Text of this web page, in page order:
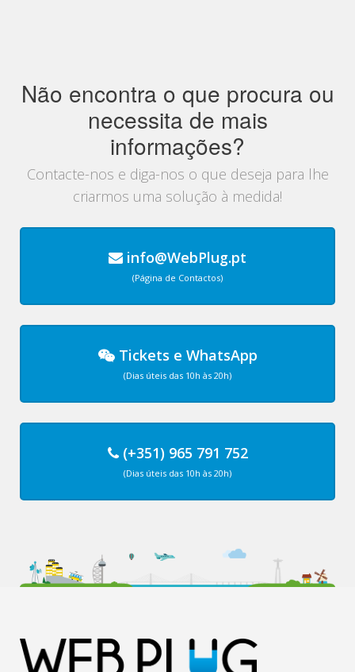
Não encontra o que procura ou
necessita de mais
informações?
Contacte-nos e diga-nos o que deseja para lhe
criarmos uma solução à medida!
info@WebPlug.pt
(Página de Contactos)
Tickets e WhatsApp
(Dias úteis das 10h às 20h)
(+351) 965 791 752
(Dias úteis das 10h às 20h)